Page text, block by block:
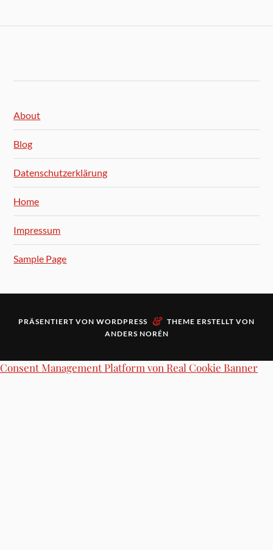
About
Blog
Datenschutzerklärung
Home
Impressum
Sample Page
PRÄSENTIERT VON WORDPRESS & THEME ERSTELLT VON
ANDERS NORÉN
Consent Management Platform von Real Cookie Banner